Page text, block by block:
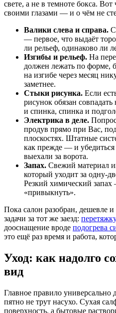
свете, а не в темноте бокса.
своими глазами — и о чём не
Валики слева и справа.
— первое, что выдаёт
ли рельеф, одинаково ли
Изгибы и рельеф. На
должен лежать по форме,
на изгибе через месяц
заметнее.
Стыки рисунка. Если
рисунок обязан
и спинка, спинка и
Электрика в деле.
продув прямо при Вас,
плоскостях. Штатные
как прежде — и
выехали за ворота.
Запах. Свежий материал
который уходит за одну-
Резкий химический запах
«привыкнуть».
Пока салон разобран, дешевле
задачи за тот же заезд:
дооснащение вроде подогрева
это ещё раз время и работа,
Уход: как надолго
вид
Главное правило универсально
пятно не трут насухо. Сухая
поверхность, а бытовые